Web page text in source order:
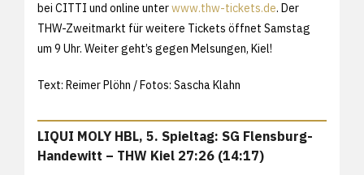
bei CITTI und online unterwww.thw-tickets.de. Der
THW-Zweitmarkt für weitere Tickets öffnet Samstag
um 9 Uhr. Weiter geht’s gegen Melsungen, Kiel!
Text: Reimer Plöhn / Fotos: Sascha Klahn
LIQUI MOLY HBL, 5. Spieltag: SG Flensburg-
Handewitt – THW Kiel 27:26 (14:17)